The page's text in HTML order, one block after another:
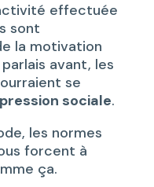
effectuée
sont
la motivation
avant, les
se
pression sociale.
les normes
forcent à
ça.